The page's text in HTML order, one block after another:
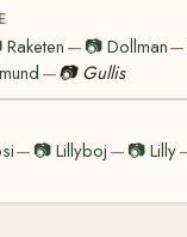
Raketen — 📷 Dollman—
—📷 Gullis
— 📷Lillyboj — 📷Lilly